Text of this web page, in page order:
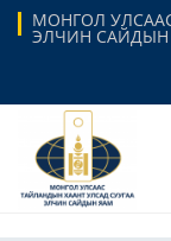
МОНГОЛ
ЭЛЧИН